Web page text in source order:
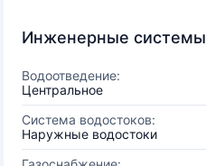
Инженерные системы
Водоотведение:
Центральное
Система водостоков:
Наружные водостоки